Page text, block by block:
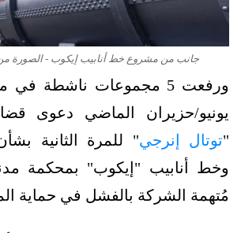
جانب من مشروع خط أنابيب إيكوب - الصورة من
ورفعت 5 مجموعات ناشطة
يونيو/حزيران الماضي دعوى
"توتال إنرجي" للمرة الثانية
وخط أنابيب "إيكوب" بمحكمة
مُتهمة الشركة بالفشل في حماية